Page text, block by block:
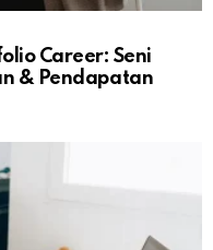
Career: Seni
& Pendapatan